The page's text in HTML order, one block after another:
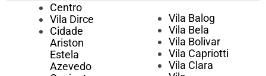
Centro
Vila Dirce
Cidade
Ariston
Estela
Azevedo
Vila Balog
Vila Bela
Vila Bolivar
Vila Capriotti
Vila Clara